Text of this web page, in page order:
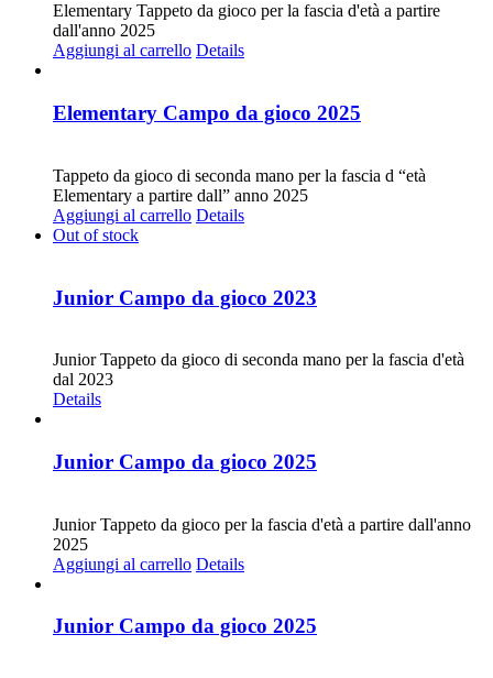
Elementary Tappeto da gioco per la fascia d'età a partire
dall'anno 2025
Aggiungi al carrello Details
Elementary Campo da gioco 2025
Tappeto da gioco di seconda mano per la fascia d “età
Elementary a partire dall” anno 2025
Aggiungi al carrello Details
Out of stock
Junior Campo da gioco 2023
Junior Tappeto da gioco di seconda mano per la fascia d'età
dal 2023
Details
Junior Campo da gioco 2025
Junior Tappeto da gioco per la fascia d'età a partire dall'anno
2025
Aggiungi al carrello Details
Junior Campo da gioco 2025